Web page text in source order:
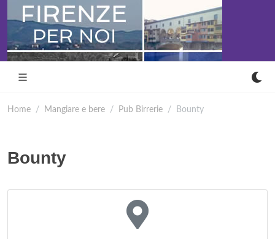
Home Mangiare e bere Pub Birrerie Bounty
Bounty